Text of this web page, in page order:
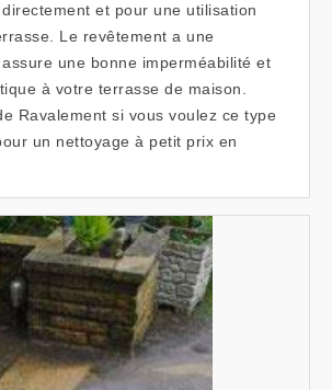
et pour une utilisation
Le revêtement a une
une bonne imperméabilité et
à votre terrasse de maison.
Ravalement si vous voulez ce type
un nettoyage à petit prix en